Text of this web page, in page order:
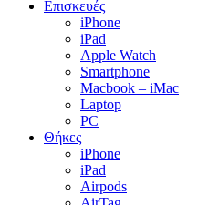
Επισκευές
iPhone
iPad
Apple Watch
Smartphone
Macbook – iMac
Laptop
PC
Θήκες
iPhone
iPad
Airpods